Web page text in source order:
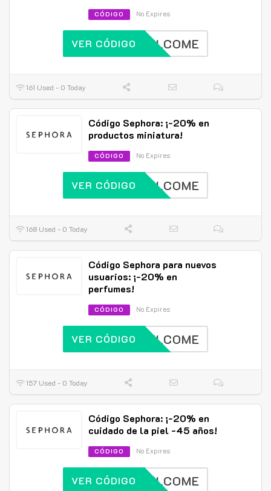
CÓDIGO No Expires
WELCOME
VER CÓDIGO
161 Used - 0 Today
Código Sephora: ¡-20% en
productos miniatura!
CÓDIGO No Expires
WELCOME
VER CÓDIGO
168 Used - 0 Today
Código Sephora para nuevos
usuarios: ¡-20% en
perfumes!
CÓDIGO No Expires
WELCOME
VER CÓDIGO
157 Used - 0 Today
Código Sephora: ¡-20% en
cuidado de la piel -45 años!
CÓDIGO No Expires
WELCOME
VER CÓDIGO